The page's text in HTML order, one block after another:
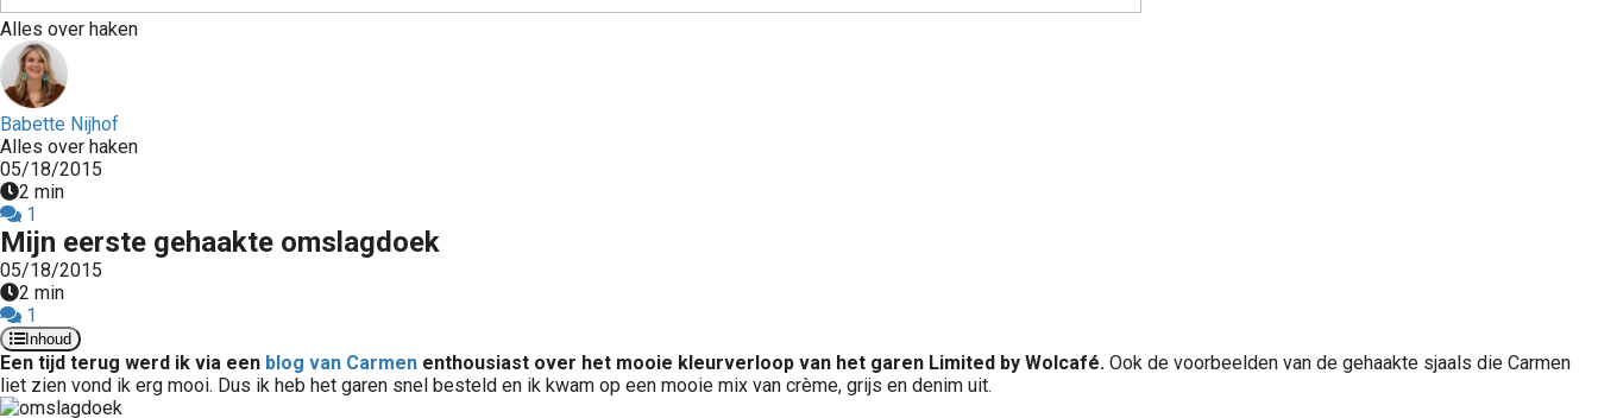
Alles over haken
Babette Nijhof
Alles over haken
05/18/2015
2 min
1
Mijn eerste gehaakte omslagdoek
05/18/2015
2 min
1
Inhoud
Een tijd terug werd ik via een blog van Carmen enthousiast over het mooie kleurverloop van het garen Limited by Wolcafé. Ook de voorbeelden van de gehaakte sjaals die Carmen
liet zien vond ik erg mooi. Dus ik heb het garen snel besteld en ik kwam op een mooie mix van crème, grijs en denim uit.